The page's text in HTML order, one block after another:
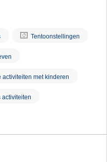
Tentoonstellingen
activiteiten met kinderen
activiteiten